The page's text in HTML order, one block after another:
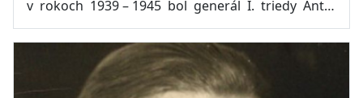
v rokoch 1939 – 1945 bol generál I. triedy Ant…